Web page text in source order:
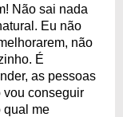
Não sai nada
Eu não
não
É
as pessoas
vou conseguir
qual me